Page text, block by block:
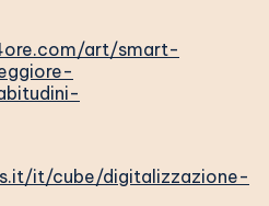
art/smart-
it/cube/digitalizzazione-